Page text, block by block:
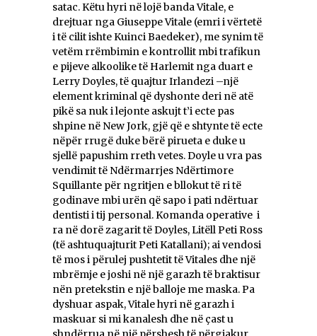
satac. Këtu hyri në lojë banda Vitale, e
drejtuar nga Giuseppe Vitale (emri i vërtetë
i të cilit ishte Kuinci Baedeker), me synim të
vetëm rrëmbimin e kontrollit mbi trafikun
e pijeve alkoolike të Harlemit nga duart e
Lerry Doyles, të quajtur Irlandezi –një
element kriminal që dyshonte deri në atë
pikë sa nuk i lejonte askujt t’i ecte pas
shpine në New Jork, gjë që e shtynte të ecte
nëpër rrugë duke bërë pirueta e duke u
sjellë papushim rreth vetes. Doyle u vra pas
vendimit të Ndërmarrjes Ndërtimore
Squillante për ngritjen e bllokut të ri të
godinave mbi urën që sapo i pati ndërtuar
dentisti i tij personal. Komanda operative i
ra në dorë zagarit të Doyles, Litëll Peti Ross
(të ashtuquajturit Peti Katallani); ai vendosi
të mos i përulej pushtetit të Vitales dhe një
mbrëmje e joshi në një garazh të braktisur
nën pretekstin e një balloje me maska. Pa
dyshuar aspak, Vitale hyri në garazh i
maskuar si mi kanalesh dhe në çast u